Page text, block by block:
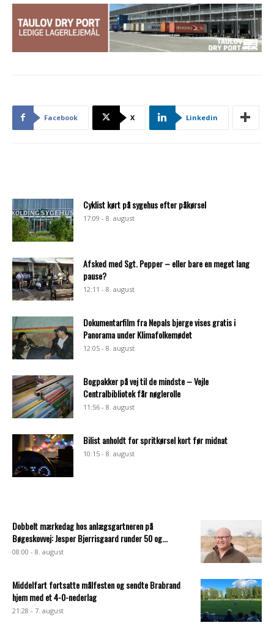
Facebook X Linkedin
Cyklist kørt på sygehus efter påkørsel
17:09 - 8. august
Afsked med Sgt. Pepper – eller bare en meget lang
pause?
12:11 - 8. august
Dokumentarfilm fra Nepals bjerge vises gratis i
Panorama under Klimafolkemødet
12:05 - 8. august
Bogpakker på vej til de mindste – Vejle
Centralbibliotek får nøglerolle
11:56 - 8. august
Bilist anholdt for spritkørsel kort før midnat
10:15 - 8. august
Dobbelt mærkedag hos anlægsgartneren på
Bøgeskovvej: Jesper Bjerrisgaard runder 50 og...
08:00 - 8. august
Middelfart fortsatte målfesten og sendte Brabrand
hjem med et 4-0-nederlag
21:28 - 7. august